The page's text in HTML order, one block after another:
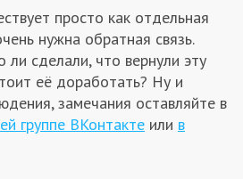
просто как отдельная
нужна обратная связь.
ли сделали, что вернули эту
её доработать? Ну и
замечания оставляйте в
группе ВКонтакте или в